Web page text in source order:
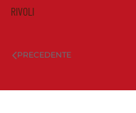
RIVOLI
PRECEDENTE